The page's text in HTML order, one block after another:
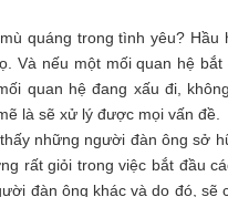
quáng trong tình yêu?
Và nếu một mối quan hệ
quan hệ đang xấu đi,
là sẽ xử lý được mọi vấn đề.
những người đàn ông sở
rất giỏi trong việc bắt đầu
đàn ông khác và do đó,